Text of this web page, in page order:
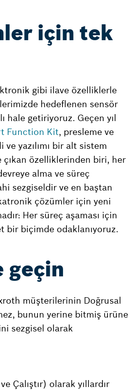
için tek
gibi ilave özelliklerle
hedeflenen sensör
hale getiriyoruz. Geçen yıl
Function Kit, presleme ve
yazılımı bir alt sistem
özelliklerinden biri, her
alma ve süreç
sezgiseldir ve en baştan
çözümler için yeni
Her süreç aşaması için
bir biçimde odaklanıyoruz.
geçin
müşterilerinin Doğrusal
bunun yerine bitmiş ürüne
sezgisel olarak
Çalıştır) olarak yıllardır